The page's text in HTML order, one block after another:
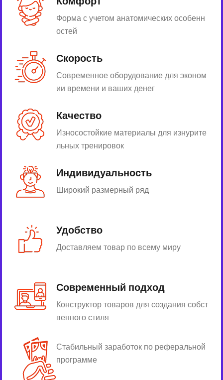
Форма с учетом анатомических особенн
остей
Скорость
Современное оборудование для эконом
ии времени и ваших денег
Качество
Износостойкие материалы для изнурите
льных тренировок
Индивидуальность
Широкий размерный ряд
Удобство
Доставляем товар по всему миру
Современный подход
Конструктор товаров для создания собст
венного стиля
Стабильный заработок по реферальной
программе